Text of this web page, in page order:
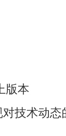
版本
技术动态